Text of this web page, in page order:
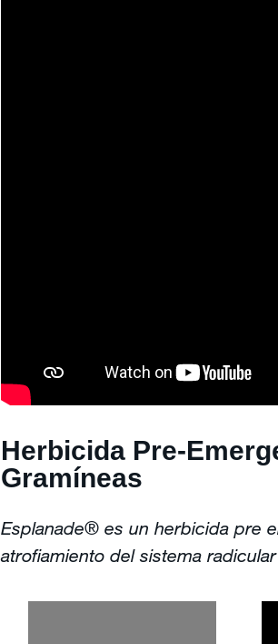
Herbicida Pre-
Gramíneas
Esplanade® es un herbicida pre
atrofiamiento del sistema